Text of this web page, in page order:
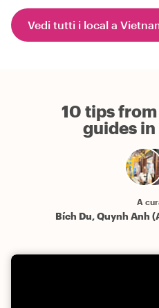
Vedi tutti i local a
10 tips
guides
A
Bích Du, Quynh Anh